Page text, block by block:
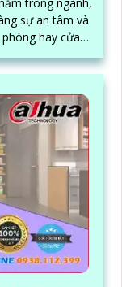
sự an tâm và
hay cửa